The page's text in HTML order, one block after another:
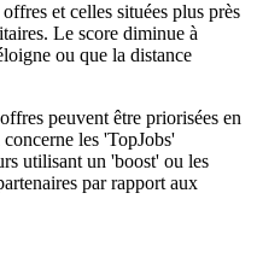
et celles situées plus près
Le score diminue à
ou que la distance
peuvent être priorisées en
les 'TopJobs'
utilisant un 'boost' ou les
par rapport aux